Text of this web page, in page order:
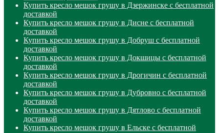
Купить кресло мешок грушу в Дзержинске с бесплатной
доставкой
Купить кресло мешок грушу в Дисне с бесплатной
доставкой
Купить кресло мешок грушу в Добруш с бесплатной
доставкой
Купить кресло мешок грушу в Докшицы с бесплатной
доставкой
Купить кресло мешок грушу в Дрогичин с бесплатной
доставкой
Купить кресло мешок грушу в Дубровно с бесплатной
доставкой
Купить кресло мешок грушу в Дятлово с бесплатной
доставкой
Купить кресло мешок грушу в Ельске с бесплатной